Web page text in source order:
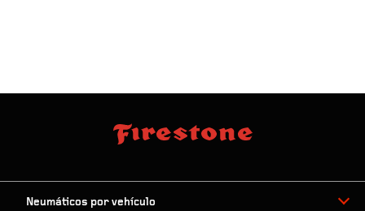
Neumáticos por vehículo